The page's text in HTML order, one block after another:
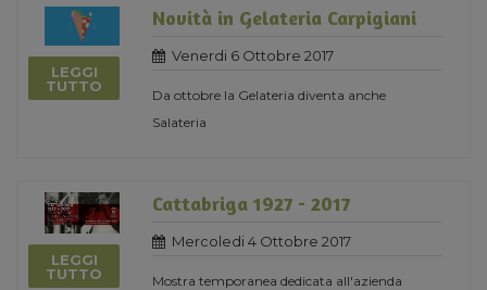
LEGGI
TUTTO
Novità in Gelateria Carpigiani
Venerdi 6 Ottobre 2017
Da ottobre la Gelateria diventa anche
Salateria
LEGGI
TUTTO
Cattabriga 1927 - 2017
Mercoledi 4 Ottobre 2017
Mostra temporanea dedicata all'azienda